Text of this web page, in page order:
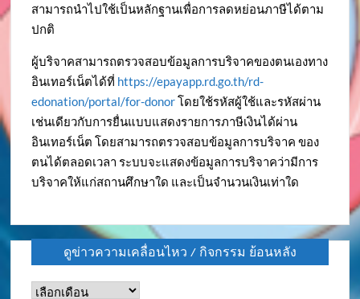
สามารถนำไปใช้เป็นหลักฐานเพื่อการลดหย่อนภาษีได้ตาม
ปกติ
ผู้บริจาคสามารถตรวจสอบข้อมูลการบริจาคของตนเองทาง
อินเทอร์เน็ตได้ที่ https://epayapp.rd.go.th/rd-
edonation/portal/for-donorโดยใช้รหัสผู้ใช้และรหัสผ่าน
เช่นเดียวกับการยื่นแบบแสดงรายการภาษีเงินได้ผ่าน
อินเทอร์เน็ต โดยสามารถตรวจสอบข้อมูลการบริจาค ของ
ตนได้ตลอดเวลา ระบบจะแสดงข้อมูลการบริจาคว่ามีการ
บริจาคให้แก่สถานศึกษาใด และเป็นจำนวนเงินเท่าใด
ดูข่าวความเคลื่อนไหว / กิจกรรม ย้อนหลัง
ดู